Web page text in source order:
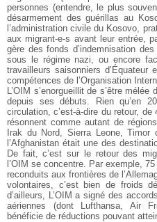
personnes (entendre, le plus
désarmement des guérillas au
l’administration civile du Kosovo,
aux migrant-e-s avant leur entrée,
gère des fonds d’indemnisation
sous le régime nazi, ou encore
travailleurs saisonniers
compétences de l’Organisation
L’OIM s’enorgueillit de s’être
depuis ses débuts. Rien qu’en
circulation, c’est-à-dire du retour,
résonnent comme autant de
Irak du Nord, Sierra Leone,
l’Afghanistan était une des
De fait, c’est sur le retour des
l’OIM se concentre. Par exemple,
reconduits aux frontières de
volontaires, c’est bien de froids
d’ailleurs, L’OIM a signé des
aériennes (dont Lufthansa, Air
bénéficie de réductions pouvant